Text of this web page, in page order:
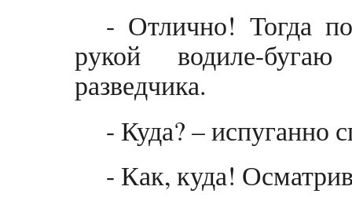
- Отлично! Тогда
рукой водиле-
разведчика.
- Куда? – испуганно
- Как, куда!